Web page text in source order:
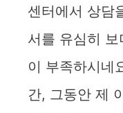
센터에서 상담
서를 유심히 보
이 부족하시네
간, 그동안 제